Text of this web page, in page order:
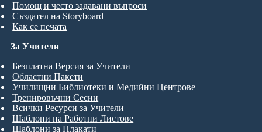
Помощ и често задавани въпроси
Създател на Storyboard
Как се печата
За Учители
Безплатна Версия за Учители
Областни Пакети
Училищни Библиотеки и Медийни Центрове
Тренировъчни Сесии
Всички Ресурси за Учители
Шаблони на Работни Листове
Шаблони за Плакати